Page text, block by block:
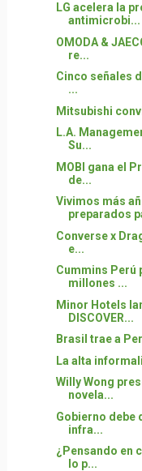
LG acelera la
antimicrobi...
OMODA &
re...
Cinco señales
...
Mitsubishi
L.A.
Su...
MOBI gana el
de...
Vivimos más
preparados
Converse x
e...
Cummins Perú
millones ...
Minor Hotels
DISCOVER...
Brasil trae a
La alta
Willy Wong
novela...
Gobierno debe
infra...
¿Pensando en
lo p...